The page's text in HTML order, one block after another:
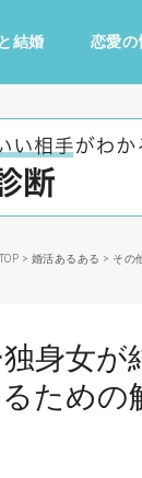
結婚 恋愛の
> 婚活あるある > その
身女が
ための